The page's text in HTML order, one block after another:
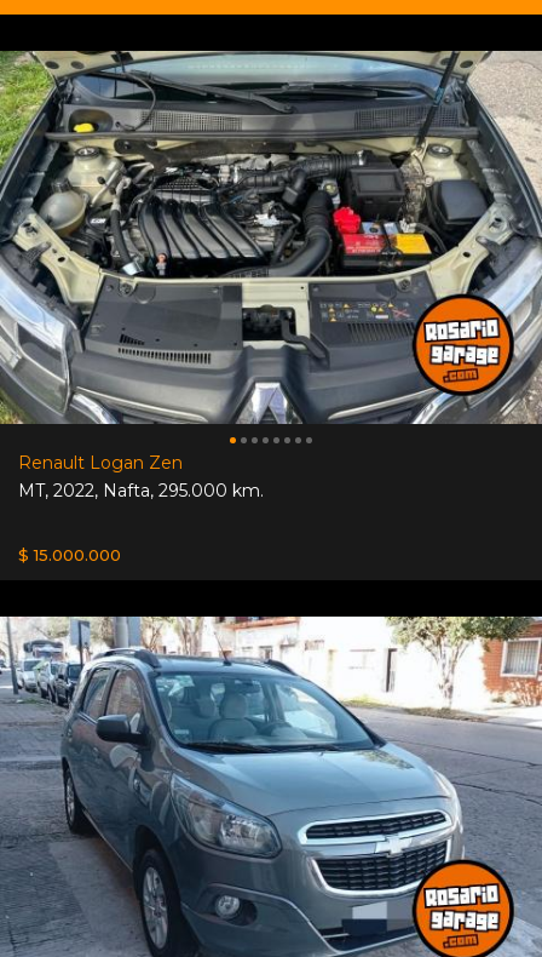
Renault Logan Zen
MT, 2022, Nafta, 295.000 km.
$ 15.000.000